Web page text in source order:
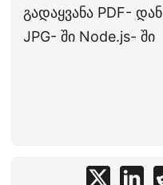
გადაყვანა PDF- დან
JPG- ში Node.js- ში